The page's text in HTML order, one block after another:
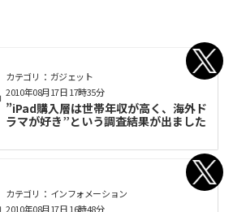
カテゴリ： ガジェット
”iPad購入層は世帯年収が高く、海外ド
ラマが好き”という調査結果が出ました
2010年08月17日 17時35分
カテゴリ： インフォメーション
2010年08月17日 16時48分